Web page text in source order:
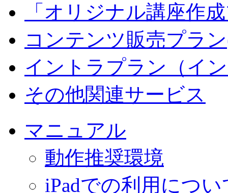
「オリジナル講座作
コンテンツ販売プラ
イントラプラン（イ
その他関連サービス
マニュアル
動作推奨環境
iPadでの利用につい